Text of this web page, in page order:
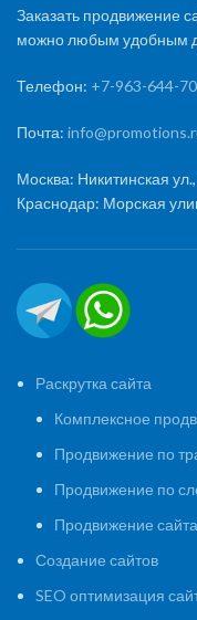
Заказать продвижение
можно любым удобным
Телефон: +7-963-644-
Почта:
Москва: Никитинская
Краснодар: Морская
Раскрутка сайта
Комплексное
Продвижение по
Продвижение по
Продвижение
Создание сайтов
SEO оптимизация